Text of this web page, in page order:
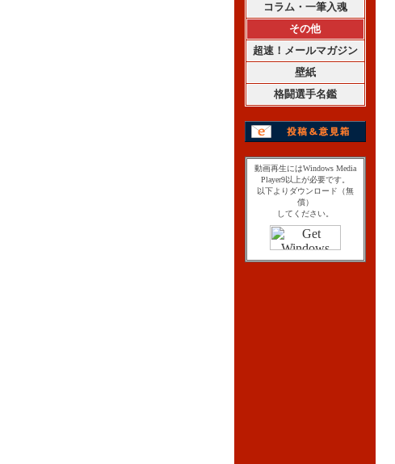
コラム・一筆入魂
その他
超速！メールマガジン
壁紙
格闘選手名鑑
動画再生にはWindows Media
Player9以上が必要です。
以下よりダウンロード（無
償）
してください。